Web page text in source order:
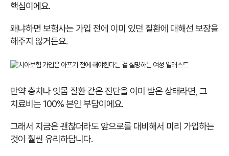
핵심이에요.
왜냐하면 보험사는 가입 전에 이미 있던 질환에 대해선 보장을
해주지 않거든요.
만약 충치나 잇몸 질환 같은 진단을 이미 받은 상태라면, 그
치료비는 100% 본인 부담이에요.
그래서 지금은 괜찮더라도 앞으로를 대비해서 미리 가입하는
것이 훨씬 유리하답니다.